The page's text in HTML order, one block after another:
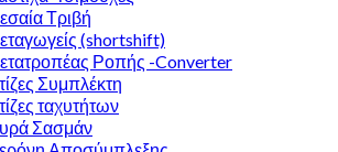
Τριβή
(shortshift)
Ροπής -Converter
Συμπλέκτη
ταχυτήτων
Σασμάν